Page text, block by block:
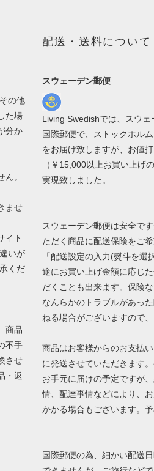
の他
た場
分か
。
ませ
イト
いが
くだ
商品
不手
させ
・返
配送・送料について
スウェーデン郵便
Living Swedishでは、スウェ
国際郵便で、ストックホル
をお届け致しますが、お値
（￥15,000以上お買い上げ
実現致しました。
スウェーデン郵便は安全で
ただく商品に配送保険をご希
「配送設定の入力(熨斗を選
途にお買い上げ金額に応じ
だくことも出来ます。保険な
なんらかのトラブルがあっ
ねる場合がございますので、
商品はお客様からのお支払
に発送させていただきます
お手元に届けの予定ですが
情、配達事情などにより、
かかる場合もございます。予
国際郵便の為、細かい配送